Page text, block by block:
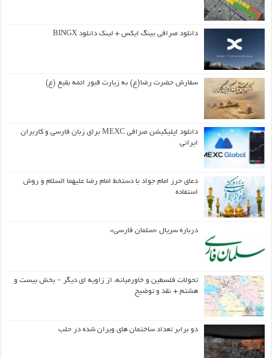
دانلود صرافی بینگ ایکس + لینک دانلود BINGX
سفارش حضرت رضا(ع) به زیارت قبور ائمه بقیع (ع)
دانلود اپلیکیشن صرافی MEXC برای زبان فارسی و کاربران
ایرانی
دعای حرز امام جواد با دستخط امام رضا علیهما السلام و روش
استفاده
درباره سریال «سلمان فارسی»
تحولات فلسطین و خاورمیانه، از زاویه ای دیگر – بخش بیست و
هشتم + نقد و توضیح
دو برابر تعداد ساختمان های ویران شده در حلب